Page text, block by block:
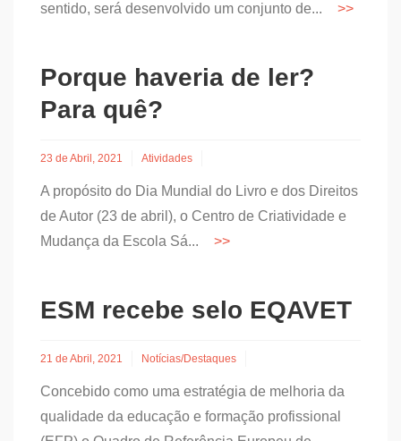
sentido, será desenvolvido um conjunto de...
Porque haveria de ler?
Para quê?
23 de Abril, 2021 Atividades
A propósito do Dia Mundial do Livro e dos Direitos
de Autor (23 de abril), o Centro de Criatividade e
Mudança da Escola Sá...
ESM recebe selo EQAVET
21 de Abril, 2021 Notícias/Destaques
Concebido como uma estratégia de melhoria da
qualidade da educação e formação profissional